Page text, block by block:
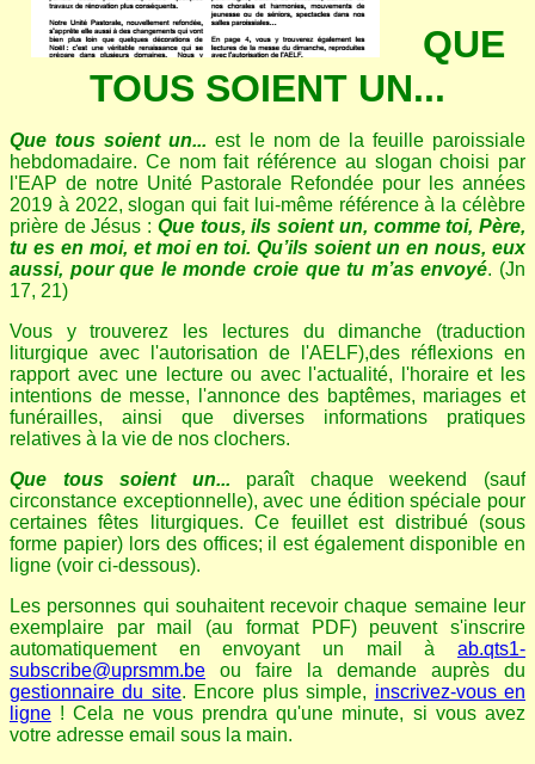
Entraide & Fraternité
Saint-Vincent de Paul
Frère Mutien-Marie
Amis de la Providence
QUE
TOUS SOIENT UN...
Que tous soient un... est le nom de la feuille paroissiale
hebdomadaire. Ce nom fait référence au slogan choisi par
l'EAP de notre Unité Pastorale Refondée pour les années
2019 à 2022, slogan qui fait lui-même référence à la célèbre
prière de Jésus : Que tous, ils soient un, comme toi, Père,
tu es en moi, et moi en toi. Qu’ils soient un en nous, eux
aussi, pour que le monde croie que tu m’as envoyé. (Jn
17, 21)
Vous y trouverez les lectures du dimanche (traduction
liturgique avec l'autorisation de l'AELF),des réflexions en
rapport avec une lecture ou avec l'actualité, l'horaire et les
intentions de messe, l'annonce des baptêmes, mariages et
funérailles, ainsi que diverses informations pratiques
relatives à la vie de nos clochers.
Que tous soient un... paraît chaque weekend (sauf
circonstance exceptionnelle), avec une édition spéciale pour
certaines fêtes liturgiques. Ce feuillet est distribué (sous
forme papier) lors des offices; il est également disponible en
ligne (voir ci-dessous).
Les personnes qui souhaitent recevoir chaque semaine leur
exemplaire par mail (au format PDF) peuvent s'inscrire
automatiquement en envoyant un mail à ab.qts1-
subscribe@uprsmm.be ou faire la demande auprès du
gestionnaire du site. Encore plus simple, inscrivez-vous en
ligne ! Cela ne vous prendra qu'une minute, si vous avez
votre adresse email sous la main.